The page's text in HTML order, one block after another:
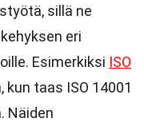
sillä ne
eri
Esimerkiksi ISO
taas ISO 14001
Näiden